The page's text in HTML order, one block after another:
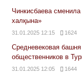
Чинкисбаева
халқына»
31.01.2025 12:15 1624
Средневековая
общественников в
31.01.2025 12:05 1644